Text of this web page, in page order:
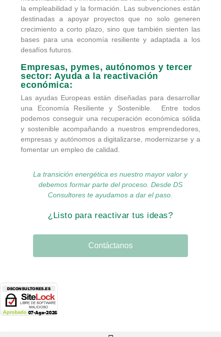
la empleabilidad y la formación. Las subvenciones están
destinadas a apoyar proyectos que no solo generen
crecimiento a corto plazo, sino que también sienten las
bases para una economía resiliente y adaptada a los
desafíos futuros.
Empresas, pymes, autónomos y tercer
sector: Ayuda a la reactivación
económica:
Las ayudas Europeas están diseñadas para desarrollar
una Economía Resiliente y Sostenible. Entre todos
podemos conseguir una recuperación económica sólida
y sostenible acompañando a nuestros emprendedores,
empresas y autónomos a digitalizarse, modernizarse y a
fomentar un empleo de calidad.
La transición energética es nuestro mayor valor y
debemos formar parte del proceso. Desde DS
Consultores te ayudamos a dar el paso.
¿Listo para reactivar tus ideas?
Contáctanos